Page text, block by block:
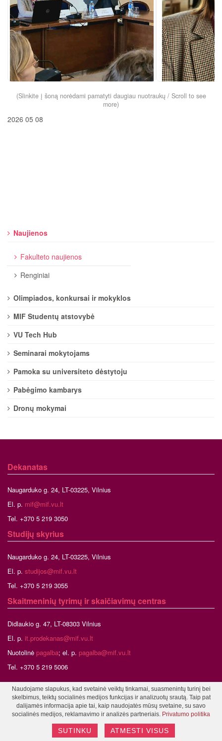
(Slinkite į šoną norėdami pamatyti daugiau nuotraukų / Scroll to see
more)
2026 05 08
Naujienos
Fakulteto naujienos
Renginiai
Olimpiados, konkursai ir mokyklos
MIF Studentų atstovybė
VU Tech Hub
Seminarai mokytojams
Pamoka su universiteto dėstytoju
Pabėgimo kambarys
Dronų mokymai
Dekanatas
Naugarduko g. 24, LT-03225, Vilnius
El. p. mif@mif.vu.lt
Tel. +370 5 219 3050
Studijų skyrius
Naugarduko g. 24, LT-03225, Vilnius
El. p. studijos@mif.vu.lt
Tel. +370 5 219 3055
Skaitmeninių tyrimų ir skaičiavimų centras
Didlaukio g. 47, LT-08303 Vilnius
El. p. it.prodekanas@mif.vu.lt
Nuotolinė pagalba; el. p. pagalba@mif.vu.lt
Tel. +370 5 219 5006
©2026 Vilniaus universitetas, Matematikos ir informatikos fakultetas
Tinklalapio administratorius
Naudojame slapukus, kad svetainė veiktų tinkamai, suasmenintų turinį bei
skelbimus, teiktų socialinės medijos funkcijas ir analizuotų srautą. Taip pat
dalijamės informacija apie tai, kaip naudojatės mūsų svetaine, su savo
socialinės medijos, reklamavimo ir analizės partneriais. Privatumo politika
SUTINKU ATMESTI VISUS